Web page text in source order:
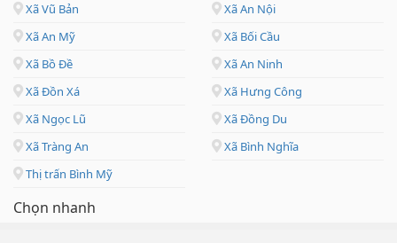
Xã Vũ Bản
Xã An Nội
Xã An Mỹ
Xã Bối Cầu
Xã Bồ Đề
Xã An Ninh
Xã Đồn Xá
Xã Hưng Công
Xã Ngọc Lũ
Xã Đồng Du
Xã Tràng An
Xã Bình Nghĩa
Thị trấn Bình Mỹ
Chọn nhanh